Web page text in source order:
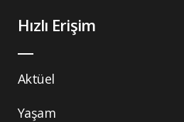
Hızlı Erişim
Aktüel
Yaşam